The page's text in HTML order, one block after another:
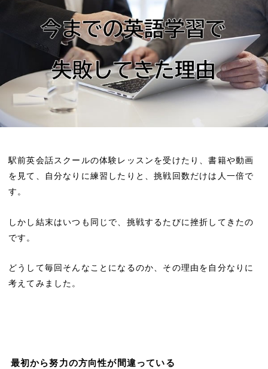
駅前英会話スクールの体験レッスンを受けたり、書籍や動画
を見て、自分なりに練習したりと、挑戦回数だけは人一倍で
す。
しかし結末はいつも同じで、挑戦するたびに挫折してきたの
です。
どうして毎回そんなことになるのか、その理由を自分なりに
考えてみました。
最初から努力の方向性が間違っている